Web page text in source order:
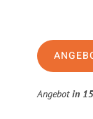
Angebotin